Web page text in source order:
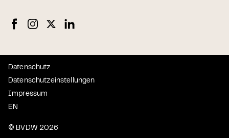
© BVDW 2026
Datenschutz
Datenschutzeinstellungen
Impressum
EN